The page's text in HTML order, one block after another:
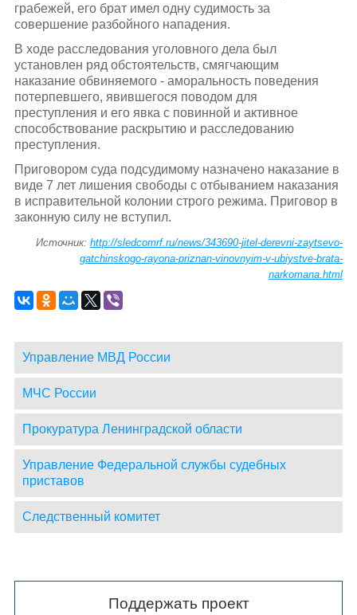
грабежей, его брат имел одну судимость за
совершение разбойного нападения.
В ходе расследования уголовного дела был
установлен ряд обстоятельств, смягчающим
наказание обвиняемого - аморальность поведения
потерпевшего, явившегося поводом для
преступления и его явка с повинной и активное
способствование раскрытию и расследованию
преступления.
Приговором суда подсудимому назначено наказание в
виде 7 лет лишения свободы с отбыванием наказания
в исправительной колонии строго режима. Приговор в
законную силу не вступил.
Источник:http://sledcomrf.ru/news/343690-jitel-derevni-zaytsevo-
gatchinskogo-rayona-priznan-vinovnyim-v-ubiystve-brata-
narkomana.html
Управление МВД России
МЧС России
Прокуратура Ленинградской области
Управление Федеральной службы судебных
приставов
Следственный комитет
Поддержать проект